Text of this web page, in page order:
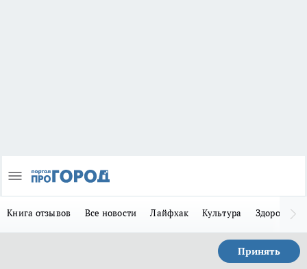
Книга отзывов Все новости Лайфхак Культура Здоровье
Принять